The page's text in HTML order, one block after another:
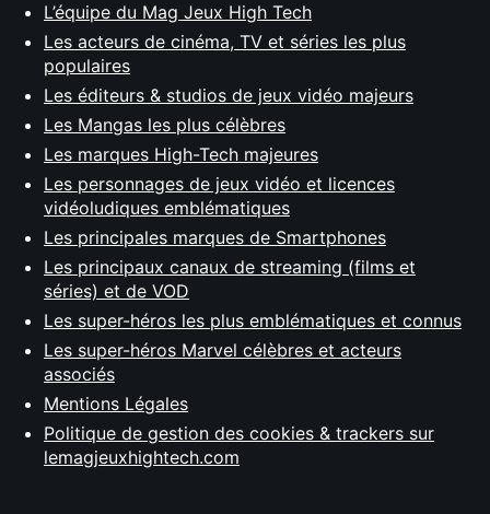
L’équipe du Mag Jeux High Tech
Les acteurs de cinéma, TV et séries les plus
populaires
Les éditeurs & studios de jeux vidéo majeurs
Les Mangas les plus célèbres
Les marques High-Tech majeures
Les personnages de jeux vidéo et licences
vidéoludiques emblématiques
Les principales marques de Smartphones
Les principaux canaux de streaming (films et
séries) et de VOD
Les super-héros les plus emblématiques et connus
Les super-héros Marvel célèbres et acteurs
associés
Mentions Légales
Politique de gestion des cookies & trackers sur
lemagjeuxhightech.com